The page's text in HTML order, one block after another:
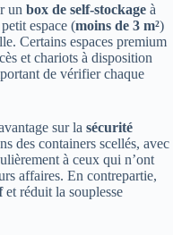
un box de self-stockage à
espace (moins de 3 m²)
Certains espaces premium
et chariots à disposition
de vérifier chaque
sur la sécurité
des containers scellés, avec
à ceux qui n’ont
affaires. En contrepartie,
et réduit la souplesse